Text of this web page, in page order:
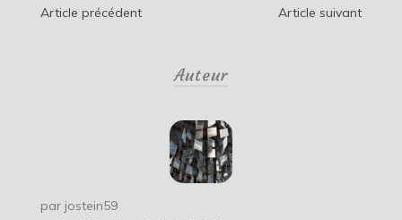
Navigation
Article précédent Article suivant
Auteur
par jostein59